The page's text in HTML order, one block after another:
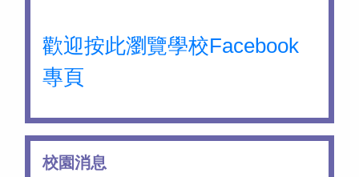
歡迎按此瀏覽學校Facebook
專頁
校園消息